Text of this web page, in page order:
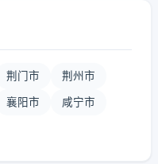
荆门市 荆州市
襄阳市 咸宁市